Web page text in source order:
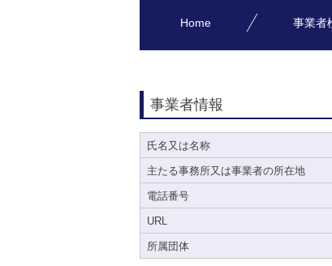
Home 事業者
事業者情報
氏名又は名称
主たる事務所又は事業者の所在地
電話番号
URL
所属団体